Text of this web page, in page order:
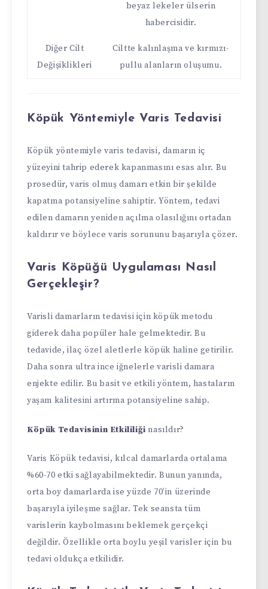
beyaz lekeler ülserin
habercisidir.
Diğer Cilt
Değişiklikleri
Ciltte kalınlaşma ve kırmızı-
pullu alanların oluşumu.
Köpük Yöntemiyle Varis Tedavisi
Köpük yöntemiyle varis tedavisi, damarın iç
yüzeyini tahrip ederek kapanmasını esas alır. Bu
prosedür, varis olmuş damarı etkin bir şekilde
kapatma potansiyeline sahiptir. Yöntem, tedavi
edilen damarın yeniden açılma olasılığını ortadan
kaldırır ve böylece varis sorununu başarıyla çözer.
Varis Köpüğü Uygulaması Nasıl
Gerçekleşir?
Varisli damarların tedavisi için köpük metodu
giderek daha popüler hale gelmektedir. Bu
tedavide, ilaç özel aletlerle köpük haline getirilir.
Daha sonra ultra ince iğnelerle varisli damara
enjekte edilir. Bu basit ve etkili yöntem, hastaların
yaşam kalitesini artırma potansiyeline sahip.
Köpük Tedavisinin Etkililiği nasıldır?
Varis Köpük tedavisi, kılcal damarlarda ortalama
%60-70 etki sağlayabilmektedir. Bunun yanında,
orta boy damarlarda ise yüzde 70’in üzerinde
başarıyla iyileşme sağlar. Tek seansta tüm
varislerin kaybolmasını beklemek gerçekçi
değildir. Özellikle orta boylu yeşil varisler için bu
tedavi oldukça etkilidir.